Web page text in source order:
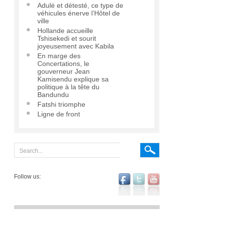
Adulé et détesté, ce type de
véhicules énerve l’Hôtel de
ville
Hollande accueille
Tshisekedi et sourit
joyeusement avec Kabila
En marge des
Concertations, le
gouverneur Jean
Kamisendu explique sa
politique à la tête du
Bandundu
Fatshi triomphe
Ligne de front
Follow us: